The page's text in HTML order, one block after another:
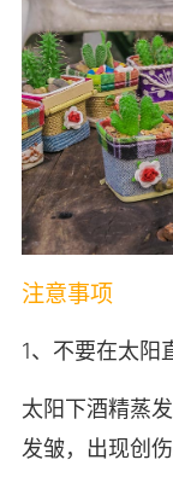
注意事项
1、不要在太阳
太阳下酒精蒸
发皱，出现创伤